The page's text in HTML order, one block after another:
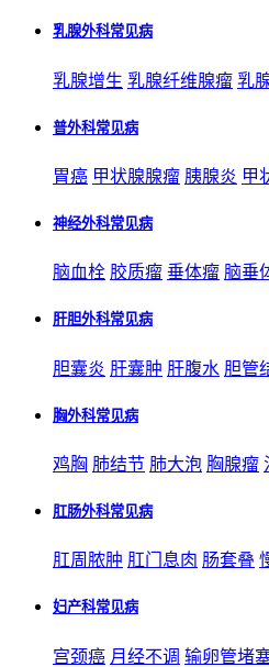
乳腺外科常见病
乳腺增生 乳腺纤维腺瘤 乳
普外科常见病
胃癌 甲状腺腺瘤 胰腺炎 甲
神经外科常见病
脑血栓 胶质瘤 垂体瘤 脑垂
肝胆外科常见病
胆囊炎 肝囊肿 肝腹水 胆管
胸外科常见病
鸡胸 肺结节 肺大泡 胸腺瘤
肛肠外科常见病
肛周脓肿 肛门息肉 肠套叠
妇产科常见病
宫颈癌 月经不调 输卵管堵